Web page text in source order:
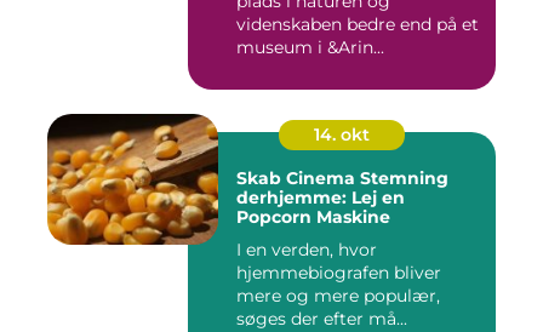
videnskaben bedre end på et
museum i &Arin...
14. okt
Skab Cinema Stemning
derhjemme: Lej en
Popcorn Maskine
I en verden, hvor
hjemmebiografen bliver
mere og mere populær,
søges der efter må...